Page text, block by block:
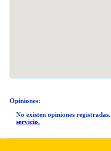
Opiniones:
No existen opiniones registradas.
servicio.